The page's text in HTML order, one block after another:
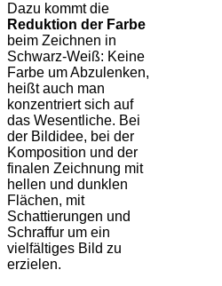
Dazu kommt die
Reduktion der Farbe
beim Zeichnen in
Schwarz-Weiß: Keine
Farbe um Abzulenken,
heißt auch man
konzentriert sich auf
das Wesentliche. Bei
der Bildidee, bei der
Komposition und der
finalen Zeichnung mit
hellen und dunklen
Flächen, mit
Schattierungen und
Schraffur um ein
vielfältiges Bild zu
erzielen.